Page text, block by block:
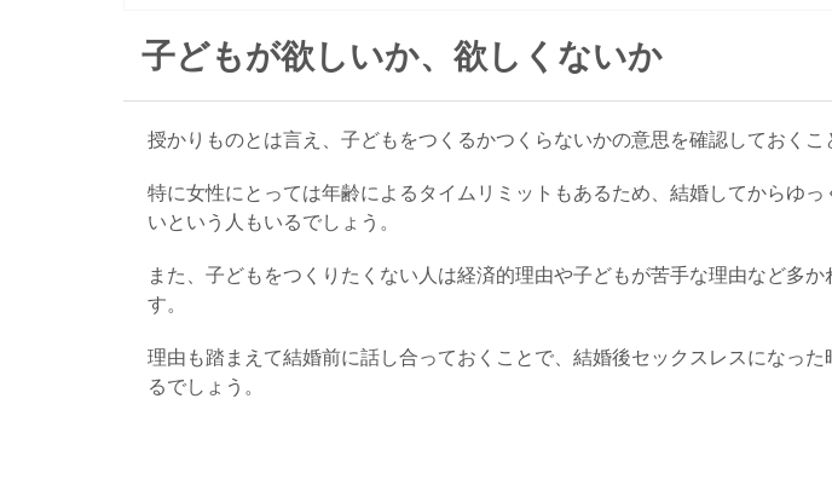
子どもが欲しいか、欲しくないか
授かりものとは言え、子どもをつくるかつくらないかの意思を確認しておくこ
特に女性にとっては年齢によるタイムリミットもあるため、結婚してからゆ
いという人もいるでしょう。
また、子どもをつくりたくない人は経済的理由や子どもが苦手な理由など多
す。
理由も踏まえて結婚前に話し合っておくことで、結婚後セックスレスになっ
るでしょう。